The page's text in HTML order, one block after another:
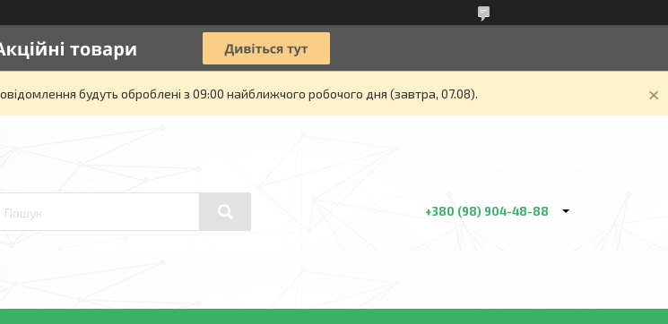
будуть оброблені з 09:00 найближчого робочого дня (завтра, 07.08).
+380 (98) 904-48-88